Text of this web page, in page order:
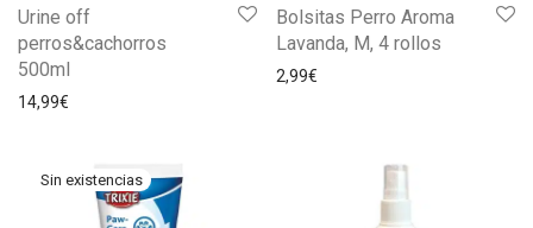
Urine off
perros&cachorros
500ml
14,99€
Bolsitas Perro Aroma
Lavanda, M, 4 rollos
2,99€